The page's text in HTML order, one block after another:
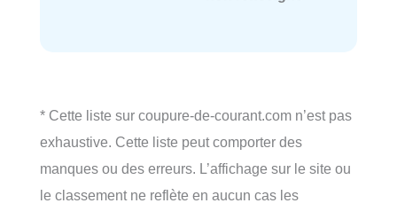
* Cette liste sur coupure-de-courant.com n’est pas
exhaustive. Cette liste peut comporter des
manques ou des erreurs. L’affichage sur le site ou
le classement ne reflète en aucun cas les